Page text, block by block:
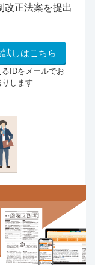
改正法案を提出
しはこちら
IDをメールでお
りします